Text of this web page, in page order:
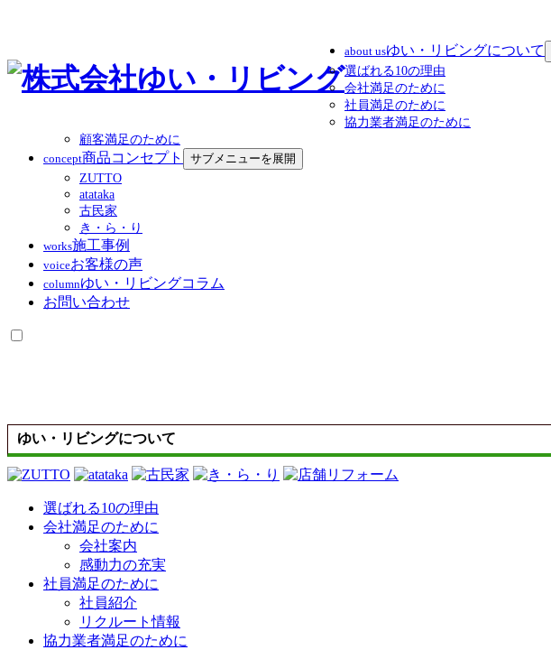
about usゆい・リビングについて
選ばれる10の理由
会社満足のために
社員満足のために
協力業者満足のために
顧客満足のために
concept商品コンセプト
サブメニューを展開
ZUTTO
atataka
古民家
き・ら・り
works施工事例
voiceお客様の声
columnゆい・リビングコラム
お問い合わせ
ゆい・リビングについて
選ばれる10の理由
会社満足のために
会社案内
感動力の充実
社員満足のために
社員紹介
リクルート情報
協力業者満足のために